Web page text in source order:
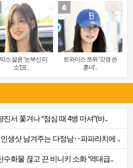
스 설윤 ‘눈부신 미
소’[포..
트와이스 쯔위 ‘갓경 쓴
훈녀’..
서 쫓겨나 “점심 때 4병 마셔”(바..
생샷 남겨주는 다정남‥파파라치에 ..
화물 끊고 끈 비니키 소화 ‘역대급..